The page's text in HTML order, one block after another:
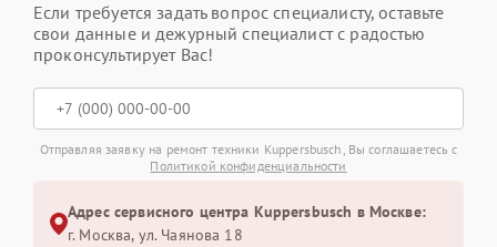
Если требуется задать вопрос специалисту, оставьте
свои данные и дежурный специалист с радостью
проконсультирует Вас!
Отправляя заявку на ремонт техники Kuppersbusch, Вы соглашаетесь с
Политикой конфиденциальности
Адрес сервисного центра Kuppersbusch в Москве:
г. Москва, ул. Чаянова 18